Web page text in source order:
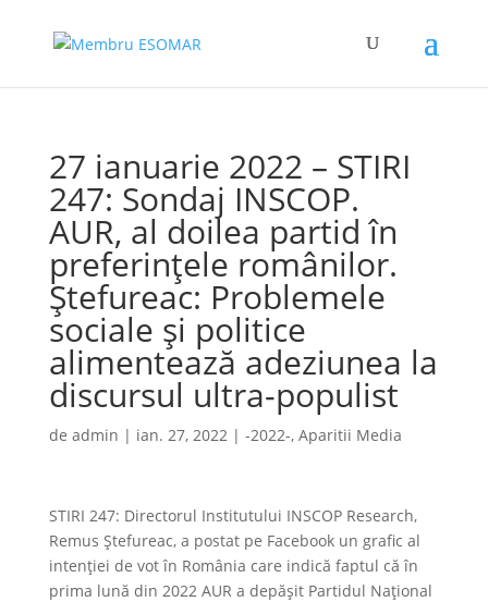
27 ianuarie 2022 – STIRI
247: Sondaj INSCOP.
AUR, al doilea partid în
preferinţele românilor.
Ştefureac: Problemele
sociale şi politice
alimentează adeziunea la
discursul ultra-populist
de admin | ian. 27, 2022| -2022-, Aparitii Media
STIRI 247: Directorul Institutului INSCOP Research,
Remus Ştefureac, a postat pe Facebook un grafic al
intenţiei de vot în România care indică faptul că în
prima lună din 2022 AUR a depăşit Partidul Naţional